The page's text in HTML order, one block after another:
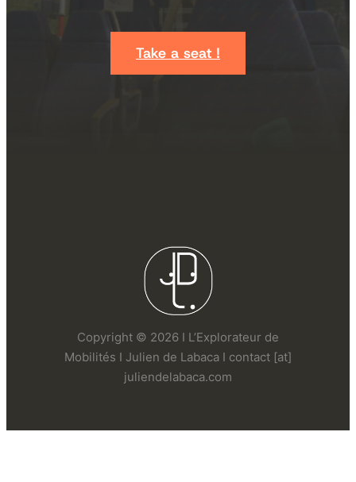
Take a seat !
Copyright © 2026 I L’Explorateur de
Mobilités I Julien de Labaca I contact [at]
juliendelabaca.com